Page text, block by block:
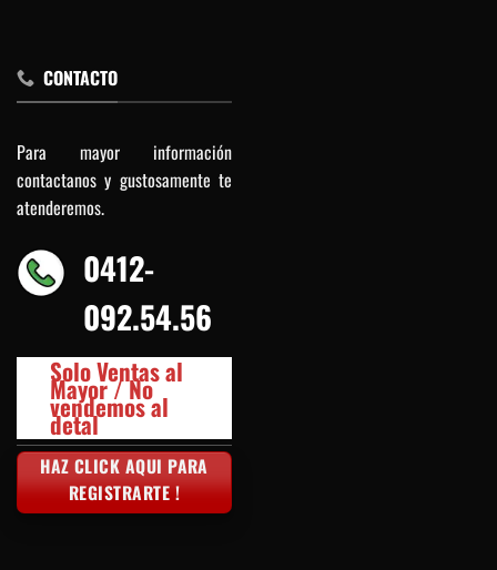
CONTACTO
Para mayor información
contactanos y gustosamente te
atenderemos.
0412-
092.54.56
Solo Ventas al
Mayor / No
vendemos al
detal
HAZ CLICK AQUI PARA
REGISTRARTE !